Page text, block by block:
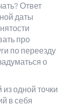
Ответ
даты
про
по переезду
о
одной точки
в себя